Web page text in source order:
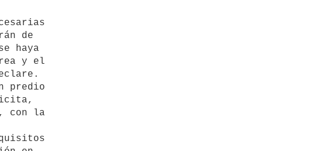
de
haya
y el
predio
con la